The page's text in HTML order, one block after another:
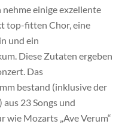
einige exzellente
top-fitten Chor, eine
und ein
Diese Zutaten ergeben
Das
bestand (inklusive der
23 Songs und
wie Mozarts „Ave Verum“